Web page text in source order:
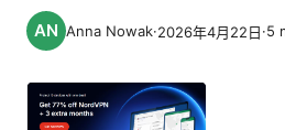
Anna Nowak·2026年4月22日·5